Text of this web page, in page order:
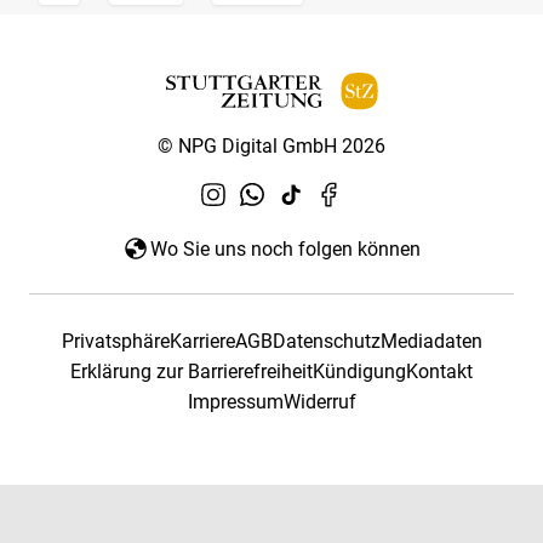
© NPG Digital GmbH 2026
Wo Sie uns noch folgen können
PrivatsphäreKarriereAGBDatenschutzMediadaten
Erklärung zur BarrierefreiheitKündigungKontakt
ImpressumWiderruf